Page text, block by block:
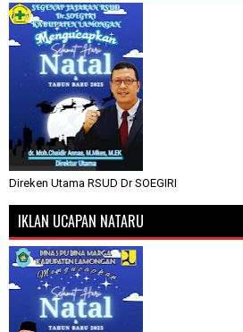
Direken Utama RSUD Dr SOEGIRI
IKLAN UCAPAN NATARU